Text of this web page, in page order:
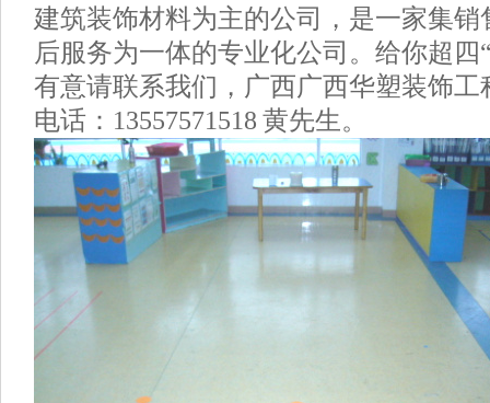
建筑装饰材料为主的公司，是一家集
后服务为一体的专业化公司。给你超四
有意请联系我们，广西广西华塑装饰工
电话： 13557571518 黄先生。